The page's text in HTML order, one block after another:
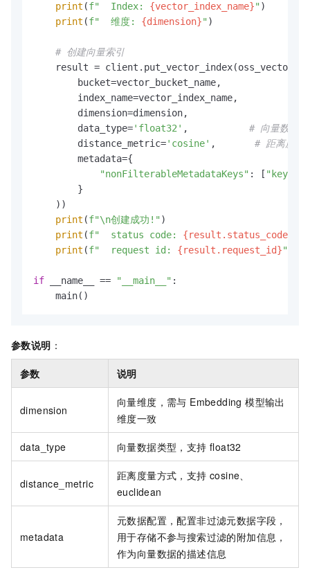
print (f"  Index: {vector_index_name}" )
print (f"  维度: {dimension}" )
# 创建向量索引
result =
        bucket=vector_bucket_name,
        index_name=vector_index_name,
        dimension=dimension,
        data_type=
'float32' , # 向量数据类
        distance_metric=
'cosine' , # 距离度量
        metadata={
"nonFilterableMetadataKeys" : [ "key1"
        }
    ))
print (f"\n创建成功!" )
print (f"  status code: {result.status_code}
print (f"  request id: {result.request_id}"
if __name__ == "__main__" :
    main()
参数说明 ：
参数 说明
dimension
向量维度，需与 Embedding 模型输出
维度一致
data_type 向量数据类型，支持 float32
distance_metric
距离度量方式，支持 cosine、
euclidean
metadata
元数据配置，配置非过滤元数据字段，
用于存储不参与搜索过滤的附加信息，
作为向量数据的描述信息